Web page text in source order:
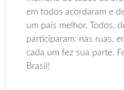
em todos acordaram e
um país melhor. Todos,
participaram: nas ruas,
cada um fez sua parte.
Brasil!